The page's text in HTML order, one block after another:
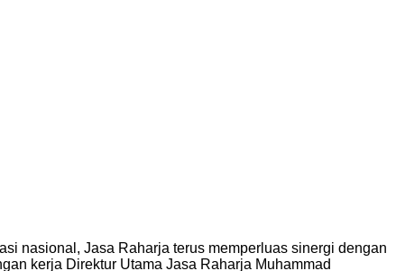
nasional, Jasa Raharja terus memperluas sinergi dengan
kerja Direktur Utama Jasa Raharja Muhammad